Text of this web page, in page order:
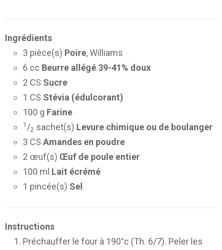
Ingrédients
3 pièce(s) Poire, Williams
6 cc Beurre allégé 39-41% doux
2 CS Sucre
1 CS Stévia (édulcorant)
100 g Farine
1 /2 sachet(s) Levure chimique ou de boulanger
3 CS Amandes en poudre
2 œuf(s) Œuf de poule entier
100 ml Lait écrémé
1 pincée(s) Sel
Instructions
Préchauffer le four à 190°c (Th. 6/7). Peler les